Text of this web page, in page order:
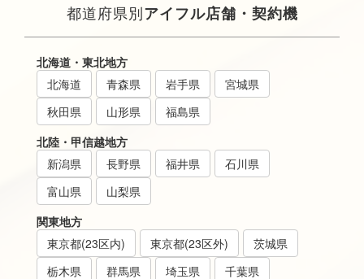
都道府県別アイフル店舗・契約機
北海道・東北地方
北海道
青森県 岩手県
宮城県
秋田県
山形県
福島県
北陸・甲信越地方
新潟県
長野県 福井県
石川県
富山県
山梨県
関東地方
東京都(23区内)
東京都(23区外)
茨城県
栃木県
群馬県 埼玉県
千葉県